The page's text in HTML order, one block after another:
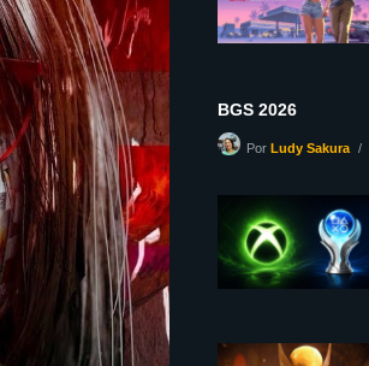
BGS 2026
PorLudy Sakura